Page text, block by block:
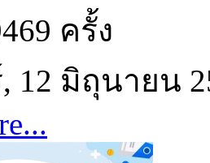
ครั้ง
12 มิถุนายน